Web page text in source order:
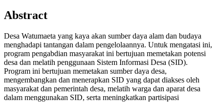
Abstract
Desa Watumaeta yang kaya akan sumber daya alam dan budaya
menghadapi tantangan dalam pengelolaannya. Untuk mengatasi ini,
program pengabdian masyarakat ini bertujuan memetakan potensi
desa dan melatih penggunaan Sistem Informasi Desa (SID).
Program ini bertujuan memetakan sumber daya desa,
mengembangkan dan menerapkan SID yang dapat diakses oleh
masyarakat dan pemerintah desa, melatih warga dan aparat desa
dalam menggunakan SID, serta meningkatkan partisipasi